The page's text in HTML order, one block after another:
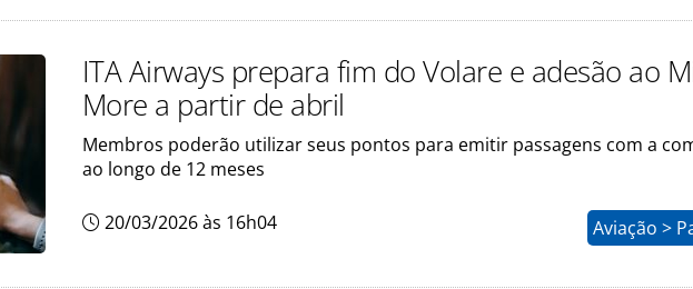
ITA Airways prepara fim do Volare e adesão ao
More a partir de abril
Membros poderão utilizar seus pontos para emitir passagens com a
ao longo de 12 meses
20/03/2026 às 16h04 Aviação >